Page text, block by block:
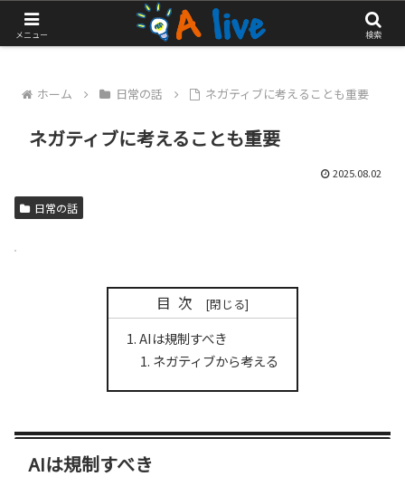
やっぱりアクティブに生きたい！
ホーム 日常の話 ネガティブに考えることも重要
ネガティブに考えることも重要
2025.08.02
日常の話
目次
AIは規制すべき
ネガティブから考える
AIは規制すべき
メニュー 検索